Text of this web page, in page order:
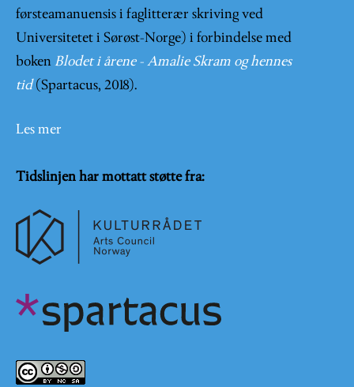
førsteamanuensis i faglitterær skriving ved
Universitetet i Sørøst-Norge) i forbindelse med
boken Blodet i årene - Amalie Skram og hennes
tid (Spartacus, 2018).
Les mer
Tidslinjen har mottatt støtte fra: